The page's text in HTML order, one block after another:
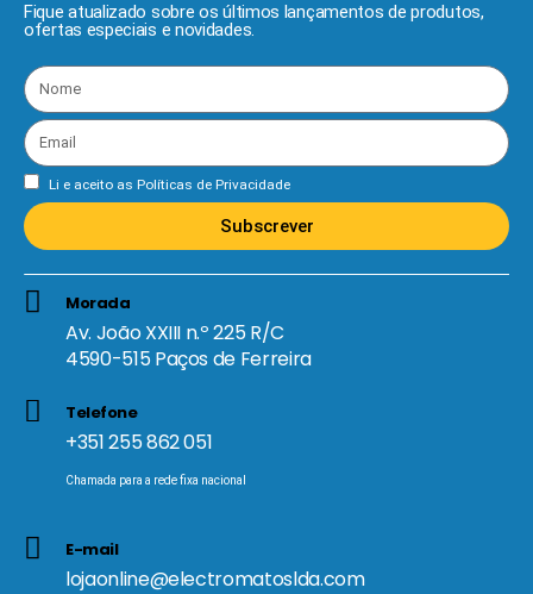
Fique atualizado sobre os últimos lançamentos de produtos,
ofertas especiais e novidades.
Li e aceito as Políticas de Privacidade
Subscrever
Morada
Av. João XXIII n.º 225 R/C
4590-515 Paços de Ferreira
Telefone
+351 255 862 051
Chamada para a rede fixa nacional
E-mail
lojaonline@electromatoslda.com